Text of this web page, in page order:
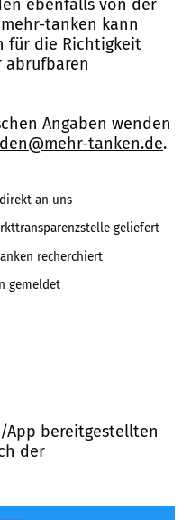
ebenfalls von der
tanken kann
für die Richtigkeit
Angaben wenden
tanken.de.
an uns
geliefert
recherchiert
gemeldet
bereitgestellten
der